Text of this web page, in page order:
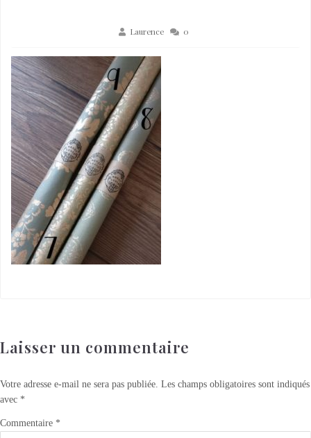
Laurence 0
Laisser un commentaire
Votre adresse e-mail ne sera pas publiée. Les champs obligatoires sont indiqués
avec *
Commentaire *